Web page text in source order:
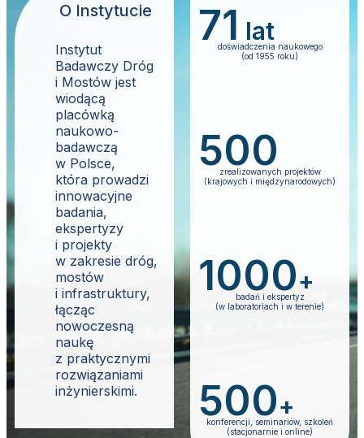
O Instytucie
Instytut
Badawczy Dróg
i Mostów jest
wiodącą
placówką
naukowo-
badawczą
w Polsce,
która prowadzi
innowacyjne
badania,
ekspertyzy
i projekty
w zakresie dróg,
mostów
i infrastruktury,
łącząc
nowoczesną
naukę
z praktycznymi
rozwiązaniami
inżynierskimi.
71 lat
doświadczenia naukowego
(od 1955 roku)
500
zrealizowanych projektów
(krajowych i międzynarodowych)
1000+
badańi ekspertyz
(w laboratoriach i w terenie)
500+
konferencji, seminariów, szkoleń
(stacjonarnie i online)